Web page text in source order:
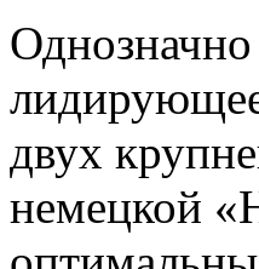
двух
немецкой